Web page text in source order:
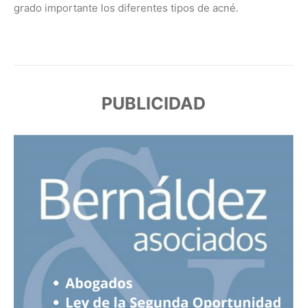
grado importante los diferentes tipos de acné.
PUBLICIDAD